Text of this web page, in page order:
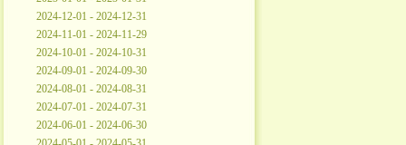
2024-12-01 - 2024-12-31
2024-11-01 - 2024-11-29
2024-10-01 - 2024-10-31
2024-09-01 - 2024-09-30
2024-08-01 - 2024-08-31
2024-07-01 - 2024-07-31
2024-06-01 - 2024-06-30